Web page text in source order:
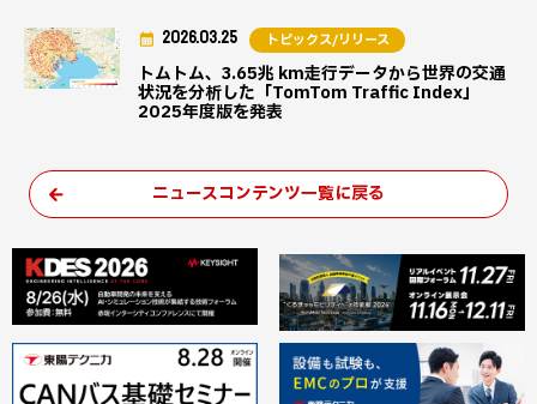
トムトム、3.65兆 km走行データから世界の交通
状況を分析した「TomTom Traffic Index」
2025年度版を発表
2026.03.25 トピックス/リリース
ニュースコンテンツ一覧に戻る